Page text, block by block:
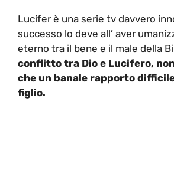
Lucifer è una serie tv davvero
successo lo deve all’ aver
eterno tra il bene e il male della
conflitto tra Dio e Lucifero,
che un banale rapporto
figlio.